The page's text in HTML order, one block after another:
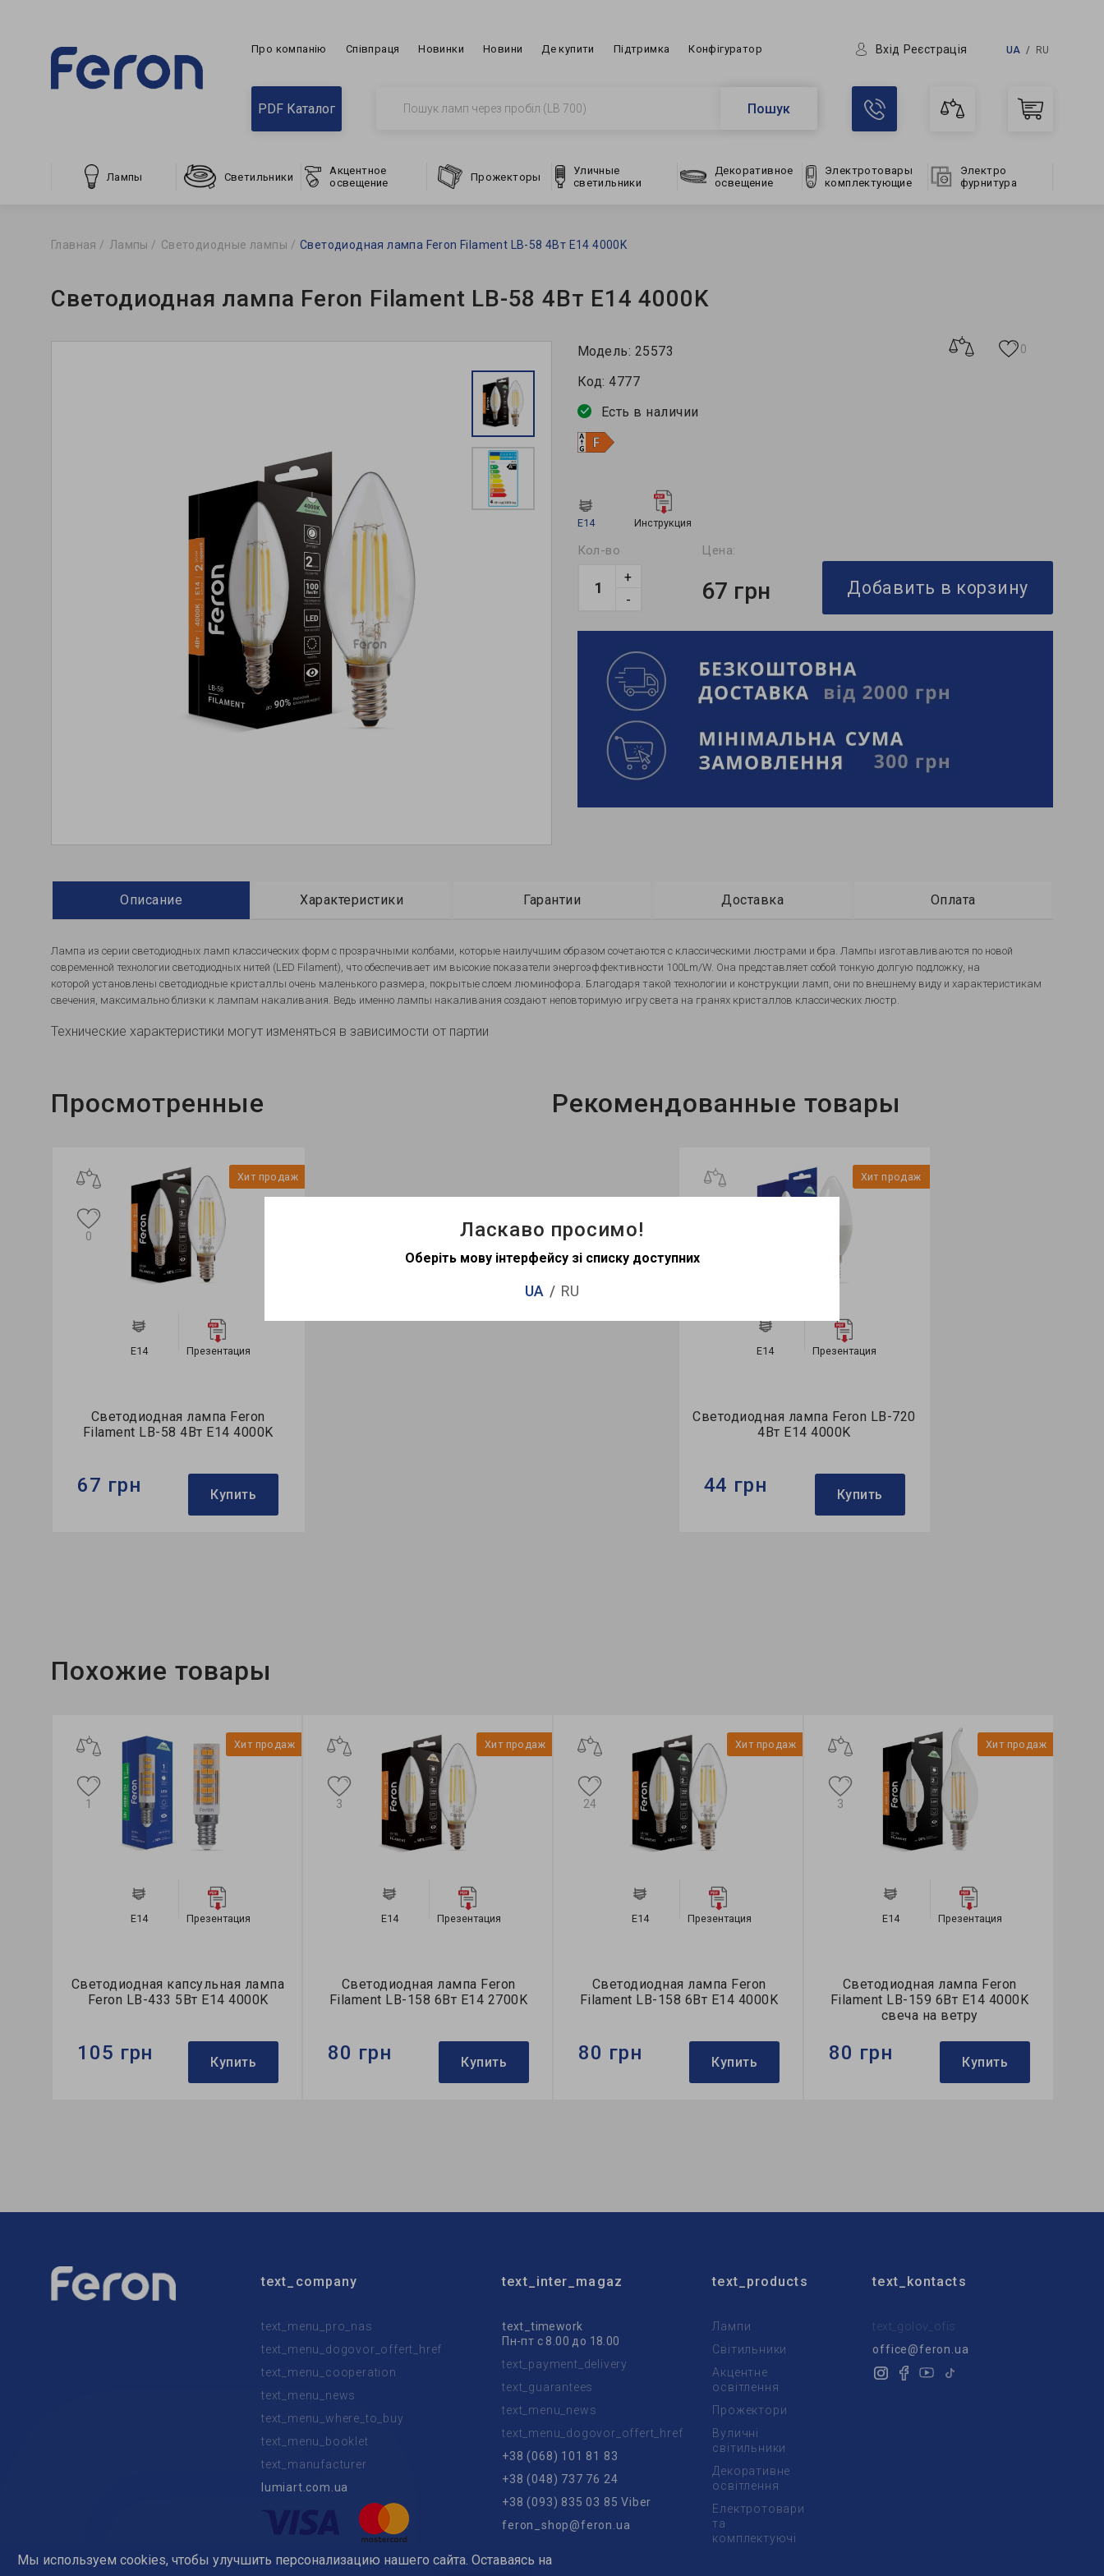
Про компанію Співпраця Новинки Новини Де купити Підтримка Конфігуратор Вхід Реєстрація UA RU
PDF Каталог Пошук
Лампы Светильники
Акцентное
освещение
Прожекторы
Уличные
светильники
Декоративное
освещение
Электротовары
комплектующие
Электро
фурнитура
Главная Лампы Светодиодные лампы Светодиодная лампа Feron Filament LB-58 4Вт E14 4000K
Светодиодная лампа Feron Filament LB-58 4Вт E14 4000K
Модель: 25573
Код: 4777
Есть в наличии
0
E14 Инструкция
Кол-во
-
+
Цена:
67 грн Добавить в корзину
Описание Характеристики Гарантии Доставка Оплата
Лампа из серии светодиодных ламп классических форм с прозрачными колбами, которые наилучшим образом сочетаются с классическими люстрами и бра. Лампы изготавливаются по новой
современной технологии светодиодных нитей (LED Filament), что обеспечивает им высокие показатели энергоэффективности 100Lm/W. Она представляет собой тонкую долгую подложку, на
которой установлены светодиодные кристаллы очень маленького размера, покрытые слоем люминофора. Благодаря такой технологии и конструкции ламп, они по внешнему виду и характеристикам
свечения, максимально близки к лампам накаливания. Ведь именно лампы накаливания создают неповторимую игру света на гранях кристаллов классических люстр.
Технические характеристики могут изменяться в зависимости от партии
Просмотренные
Хит продаж
E14 Презентация
Светодиодная лампа Feron
Filament LB-58 4Вт E14 4000K
0
67 грн Купить
Рекомендованные товары
Хит продаж
E14 Презентация
Светодиодная лампа Feron LB-720
4Вт E14 4000K
44 грн Купить
Похожие товары
Хит продаж
E14 Презентация
Светодиодная капсульная лампа
Feron LB-433 5Вт Е14 4000K
1
105 грн Купить
Хит продаж
E14 Презентация
Светодиодная лампа Feron
Filament LB-158 6Вт E14 2700K
3
80 грн Купить
Хит продаж
E14 Презентация
Светодиодная лампа Feron
Filament LB-158 6Вт E14 4000K
24
80 грн Купить
Хит продаж
E14 Презентация
Светодиодная лампа Feron
Filament LB-159 6Вт E14 4000K
свеча на ветру
3
80 грн Купить
text_company
text_menu_pro_nas
text_menu_dogovor_offert_href
text_menu_cooperation
text_menu_news
text_menu_where_to_buy
text_menu_booklet
text_manufacturer
lumiart.com.ua
text_inter_magaz
text_timework
Пн-пт с 8.00 до 18.00
text_payment_delivery
text_guarantees
text_menu_news
text_menu_dogovor_offert_href
+38 (068) 101 81 83
+38 (048) 737 76 24
+38 (093) 835 03 85 Viber
feron_shop@feron.ua
text_products
Лампи
Світильники
Акцентне
освітлення
Прожектори
Вуличні
світильники
Декоративне
освітлення
Електротовари
та
комплектуючі
text_kontacts
text_golov_ofis
office@feron.ua
Ласкаво просимо!
Оберіть мову інтерфейсу зі списку доступних
UA RU
Мы используем cookies, чтобы улучшить персонализацию нашего сайта. Оставаясь на